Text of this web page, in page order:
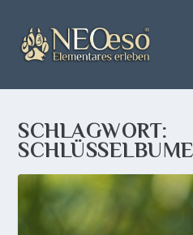
SCHLAGWORT:
SCHLÜSSELBUME